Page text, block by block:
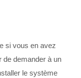
si vous en avez
de demander à un
le système